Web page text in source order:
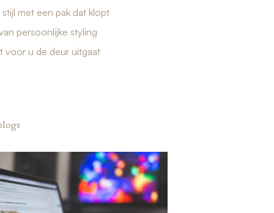
stijl met een pak dat klopt
persoonlijke styling
voor u de deur uitgaat